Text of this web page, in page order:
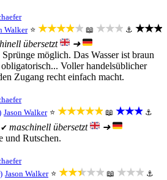
Walker ⭐ ★★★★★ 📖 ★★★ ⚓ ★★★
übersetzt
➜
möglich. Das Wasser ist braun
Voller handelsüblicher
Zugang recht einfach macht.
Jason Walker ⭐ ★★★★★ 📖 ★★★ ⚓
✔ maschinell übersetzt
➜
und Rutschen.
Jason Walker ⭐ ★★★★★ 📖 ★★★ ⚓